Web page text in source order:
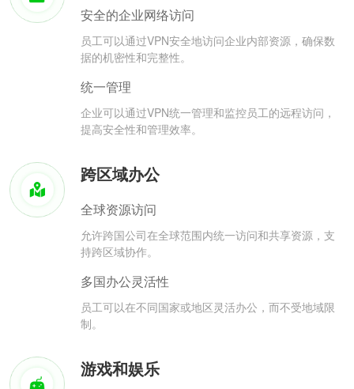
安全的企业网络访问
员工可以通过VPN安全地访问企业内部资源，确保数
据的机密性和完整性。
统一管理
企业可以通过VPN统一管理和监控员工的远程访问，
提高安全性和管理效率。
跨区域办公
全球资源访问
允许跨国公司在全球范围内统一访问和共享资源，支
持跨区域协作。
多国办公灵活性
员工可以在不同国家或地区灵活办公，而不受地域限
制。
游戏和娱乐